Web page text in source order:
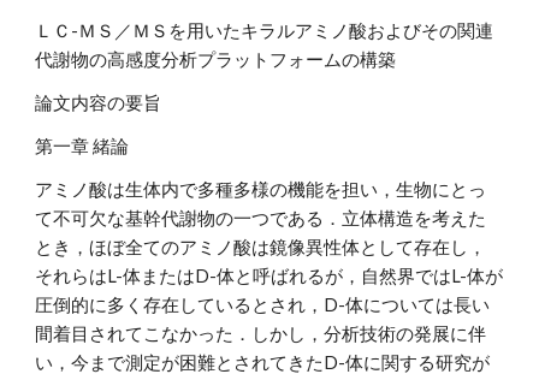
ＬＣ-ＭＳ／ＭＳを用いたキラルアミノ酸およびその関連
代謝物の高感度分析プラットフォームの構築
論文内容の要旨
第一章 緒論
アミノ酸は生体内で多種多様の機能を担い，生物にとっ
て不可欠な基幹代謝物の一つである．立体構造を考えた
とき，ほぼ全てのアミノ酸は鏡像異性体として存在し，
それらはL-体またはD-体と呼ばれるが，自然界ではL-体が
圧倒的に多く存在しているとされ，D-体については長い
間着目されてこなかった．しかし，分析技術の発展に伴
い，今まで測定が困難とされてきたD-体に関する研究が